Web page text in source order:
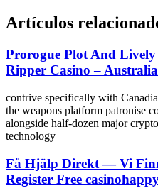
Artículos
Prorogue Plot And
Ripper Casino –
contrive specifically with
the weapons platform patronise
alongside half-dozen major
technology
Få Hjälp Direkt ​​— Vi
Register Free